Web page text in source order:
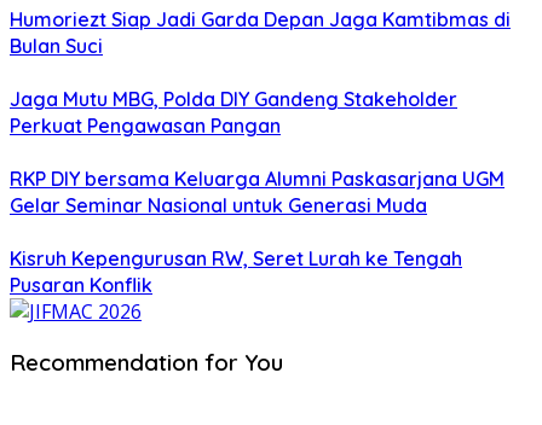
Humoriezt Siap Jadi Garda Depan Jaga Kamtibmas di
Bulan Suci
Jaga Mutu MBG, Polda DIY Gandeng Stakeholder
Perkuat Pengawasan Pangan
RKP DIY bersama Keluarga Alumni Paskasarjana UGM
Gelar Seminar Nasional untuk Generasi Muda
Kisruh Kepengurusan RW, Seret Lurah ke Tengah
Pusaran Konflik
Recommendation for You